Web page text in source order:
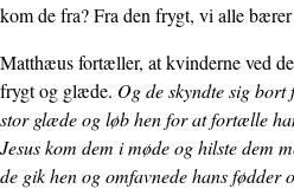
kom de fra? Fra den frygt, vi alle bærer
Matthæus fortæller, at kvinderne ved
frygt og glæde. Og de skyndte sig
stor glæde og løb hen for at fortælle
Jesus kom dem i møde og hilste dem
de gik hen og omfavnede hans